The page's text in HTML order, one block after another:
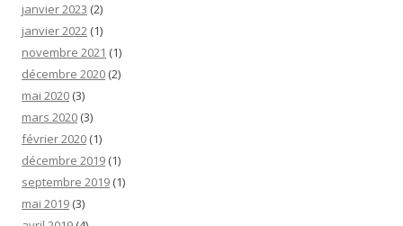
janvier 2023 (2)
janvier 2022 (1)
novembre 2021 (1)
décembre 2020 (2)
mai 2020 (3)
mars 2020 (3)
février 2020 (1)
décembre 2019 (1)
septembre 2019 (1)
mai 2019 (3)